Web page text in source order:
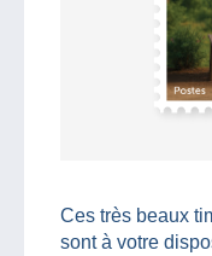
Ces très beaux
sont à votre